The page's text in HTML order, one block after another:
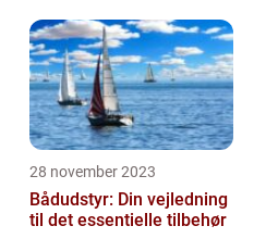
28 november 2023
Bådudstyr: Din vejledning
til det essentielle tilbehør